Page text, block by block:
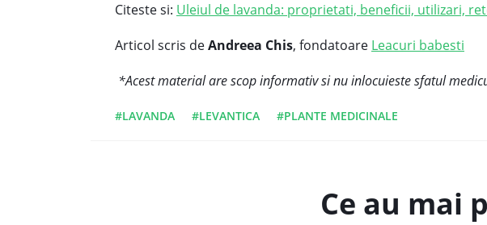
Citeste si: Uleiul de lavanda: proprietati, beneficii, utilizari,
Articol scris deAndreea Chis, fondatoare Leacuri babesti
*Acest material are scop informativ si nu inlocuieste sfatul
#LAVANDA #LEVANTICA #PLANTE MEDICINALE
Ce au mai